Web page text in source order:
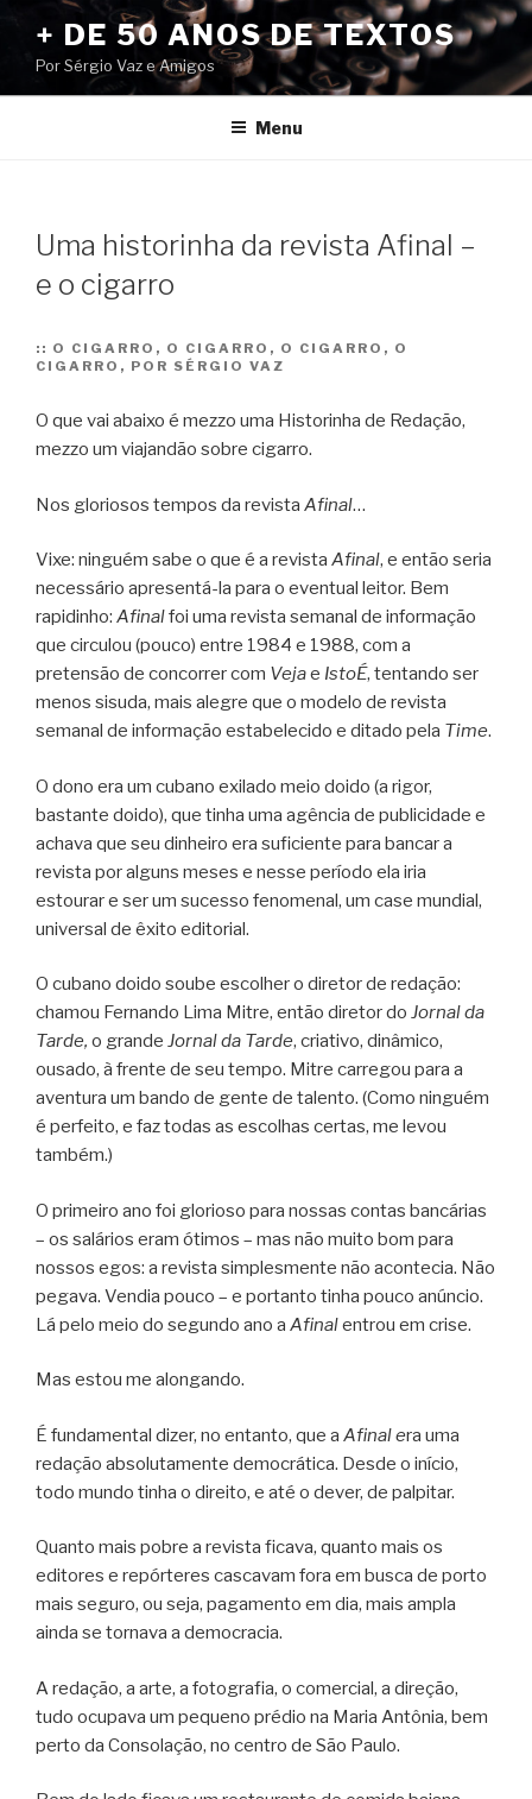
conteúdo
+ DE 50 ANOS DE TEXTOS
Por Sérgio Vaz e Amigos
Menu
Uma historinha da revista Afinal –
e o cigarro
:: O CIGARRO, O CIGARRO, O CIGARRO, O
CIGARRO, POR SÉRGIO VAZ
O que vai abaixo é mezzo uma Historinha de Redação,
mezzo um viajandão sobre cigarro.
Nos gloriosos tempos da revista Afinal…
Vixe: ninguém sabe o que é a revista Afinal, e então seria
necessário apresentá-la para o eventual leitor. Bem
rapidinho: Afinalfoi uma revista semanal de informação
que circulou (pouco) entre 1984 e 1988, com a
pretensão de concorrer com Vejae IstoÉ, tentando ser
menos sisuda, mais alegre que o modelo de revista
semanal de informação estabelecido e ditado pela Time.
O dono era um cubano exilado meio doido (a rigor,
bastante doido), que tinha uma agência de publicidade e
achava que seu dinheiro era suficiente para bancar a
revista por alguns meses e nesse período ela iria
estourar e ser um sucesso fenomenal, um case mundial,
universal de êxito editorial.
O cubano doido soube escolher o diretor de redação:
chamou Fernando Lima Mitre, então diretor do Jornal da
Tarde, o grande Jornal da Tarde, criativo, dinâmico,
ousado, à frente de seu tempo. Mitre carregou para a
aventura um bando de gente de talento. (Como ninguém
é perfeito, e faz todas as escolhas certas, me levou
também.)
O primeiro ano foi glorioso para nossas contas bancárias
– os salários eram ótimos – mas não muito bom para
nossos egos: a revista simplesmente não acontecia. Não
pegava. Vendia pouco – e portanto tinha pouco anúncio.
Lá pelo meio do segundo ano a Afinalentrou em crise.
Mas estou me alongando.
É fundamental dizer, no entanto, que a Afinal era uma
redação absolutamente democrática. Desde o início,
todo mundo tinha o direito, e até o dever, de palpitar.
Quanto mais pobre a revista ficava, quanto mais os
editores e repórteres cascavam fora em busca de porto
mais seguro, ou seja, pagamento em dia, mais ampla
ainda se tornava a democracia.
A redação, a arte, a fotografia, o comercial, a direção,
tudo ocupava um pequeno prédio na Maria Antônia, bem
perto da Consolação, no centro de São Paulo.